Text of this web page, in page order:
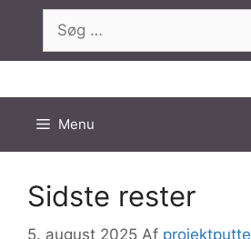
indhold
efter:
Menu
Sidste rester
5. august 2025 Af projektputte